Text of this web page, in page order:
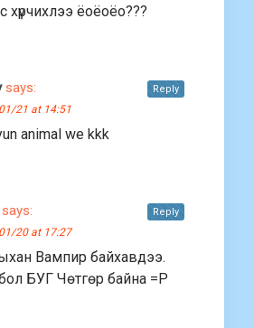
хүрчихлээ ёоёоёо???
says:
21 at 14:51
animal we kkk
Reply
says:
20 at 17:27
Вампир байхавдээ.
БУГ Чөтгөр байна =P
Reply